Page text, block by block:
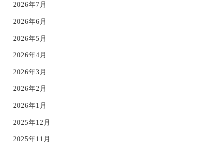
2026年7月
2026年6月
2026年5月
2026年4月
2026年3月
2026年2月
2026年1月
2025年12月
2025年11月